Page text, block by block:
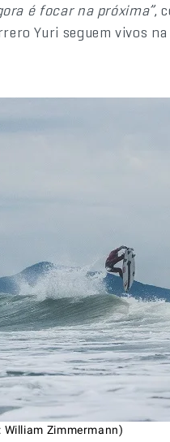
é focar na próxima”,
Yuri seguem vivos
Zimmermann)